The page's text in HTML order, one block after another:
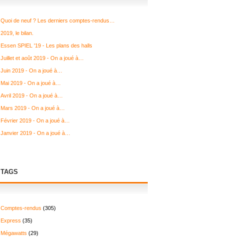
Quoi de neuf ? Les derniers comptes-rendus…
2019, le bilan.
Essen SPIEL '19 - Les plans des halls
Juillet et août 2019 - On a joué à…
Juin 2019 - On a joué à…
Mai 2019 - On a joué à…
Avril 2019 - On a joué à…
Mars 2019 - On a joué à…
Février 2019 - On a joué à…
Janvier 2019 - On a joué à…
TAGS
Comptes-rendus (305)
Express (35)
Mégawatts (29)